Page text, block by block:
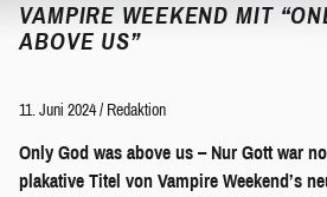
VAMPIRE WEEKEND MIT
ABOVE US”
11. Juni 2024/ Redaktion
Only God was above us – Nur Gott war
plakative Titel von Vampire Weekend’s